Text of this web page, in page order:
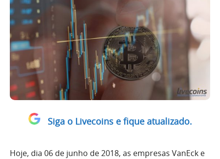
Siga o Livecoins e fique atualizado.
Hoje, dia 06 de junho de 2018, as empresas VanEck e